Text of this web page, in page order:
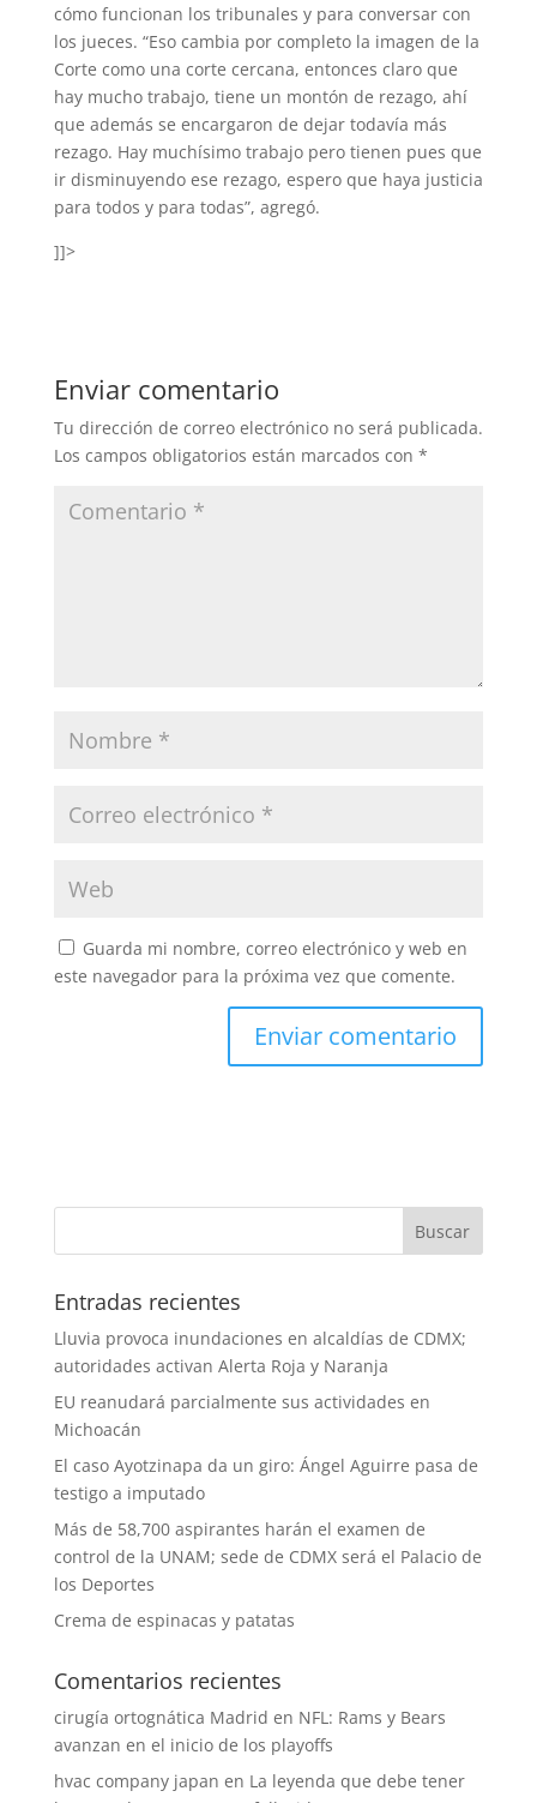
cómo funcionan los tribunales y para conversar con
los jueces. “Eso cambia por completo la imagen de la
Corte como una corte cercana, entonces claro que
hay mucho trabajo, tiene un montón de rezago, ahí
que además se encargaron de dejar todavía más
rezago. Hay muchísimo trabajo pero tienen pues que
ir disminuyendo ese rezago, espero que haya justicia
para todos y para todas”, agregó.
]]>
Enviar comentario
Tu dirección de correo electrónico no será publicada.
Los campos obligatorios están marcados con *
Guarda mi nombre, correo electrónico y web en
este navegador para la próxima vez que comente.
Entradas recientes
Lluvia provoca inundaciones en alcaldías de CDMX;
autoridades activan Alerta Roja y Naranja
EU reanudará parcialmente sus actividades en
Michoacán
El caso Ayotzinapa da un giro: Ángel Aguirre pasa de
testigo a imputado
Más de 58,700 aspirantes harán el examen de
control de la UNAM; sede de CDMX será el Palacio de
los Deportes
Crema de espinacas y patatas
Comentarios recientes
cirugía ortognática Madrid en NFL: Rams y Bears
avanzan en el inicio de los playoffs
hvac company japan en La leyenda que debe tener